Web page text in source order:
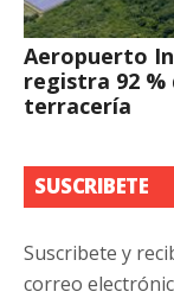
Aeropuerto
registra 92 %
terracería
SUSCRIBETE
Suscribete y
correo